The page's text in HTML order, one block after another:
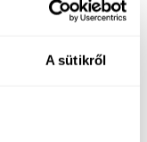
A sütikről